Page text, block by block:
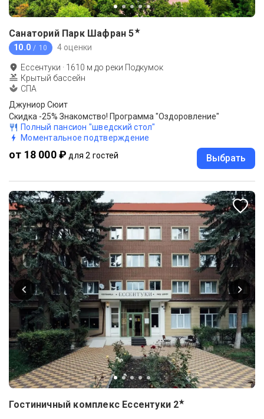
Санаторий Парк Шафран 5★
10.0 / 10 4 оценки
Ессентуки · 1610 м до реки Подкумок
Крытый бассейн
СПА
Джуниор Сюит
Скидка -25% Знакомство! Программа "Оздоровление"
Полный пансион "шведский стол"
Моментальное подтверждение
от 18 000 ₽ для 2 гостей Выбрать
Гостиничный комплекс Ессентуки 2★